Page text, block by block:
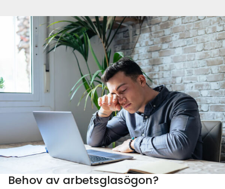
Behov av arbetsglasögon?